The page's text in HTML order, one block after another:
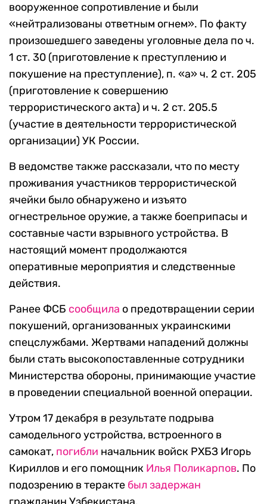
вооруженное сопротивление и были
«нейтрализованы ответным огнем». По факту
произошедшего заведены уголовные дела по ч.
1 ст. 30 (приготовление к преступлению и
покушение на преступление), п. «а» ч. 2 ст. 205
(приготовление к совершению
террористического акта) и ч. 2 ст. 205.5
(участие в деятельности террористической
организации) УК России.
В ведомстве также рассказали, что по месту
проживания участников террористической
ячейки было обнаружено и изъято
огнестрельное оружие, а также боеприпасы и
составные части взрывного устройства. В
настоящий момент продолжаются
оперативные мероприятия и следственные
действия.
Ранее ФСБ сообщила о предотвращении серии
покушений, организованных украинскими
спецслужбами. Жертвами нападений должны
были стать высокопоставленные сотрудники
Министерства обороны, принимающие участие
в проведении специальной военной операции.
Утром 17 декабря в результате подрыва
самодельного устройства, встроенного в
самокат, погибли начальник войск РХБЗ Игорь
Кириллов и его помощник Илья Поликарпов. По
подозрению в теракте был задержан